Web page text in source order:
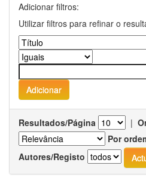
Adicionar filtros:
Utilizar filtros para refinar o
Resultados/Página |
Por
Autores/Registo